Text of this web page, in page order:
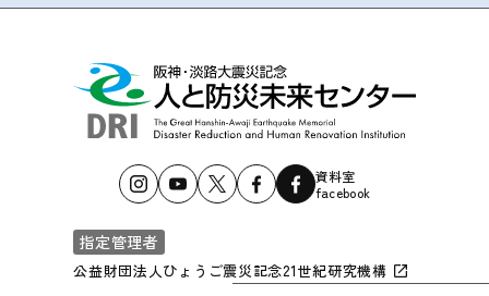
資料室
facebook
指定管理者
公益財団法人ひょうご震災記念21世紀研究機構